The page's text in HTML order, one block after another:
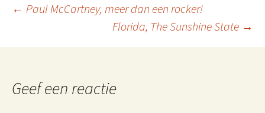
Berichtnavigatie
← Paul McCartney, meer dan een rocker!
Florida, The Sunshine State →
Geef een reactie